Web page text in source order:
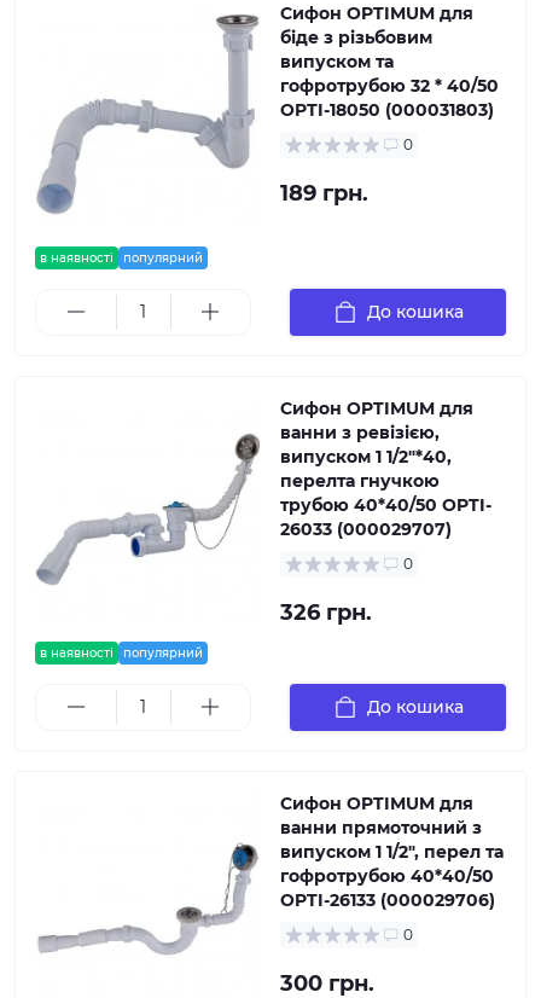
в наявності популярний
Сифон OPTIMUM для
біде з різьбовим
випуском та
гофротрубою 32 * 40/50
OPTI-18050 (000031803)
0
189 грн.
До кошика
в наявності популярний
Сифон OPTIMUM для
ванни з ревізією,
випуском 1 1/2″*40,
перелта гнучкою
трубою 40*40/50 OPTI-
26033 (000029707)
0
326 грн.
До кошика
Сифон OPTIMUM для
ванни прямоточний з
випуском 1 1/2″, перел та
гофротрубою 40*40/50
OPTI-26133 (000029706)
0
300 грн.